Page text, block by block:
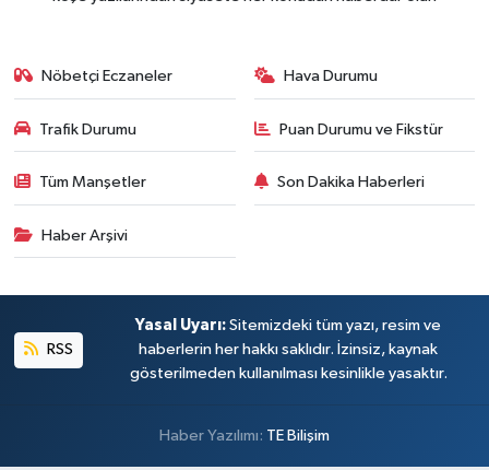
Nöbetçi Eczaneler Hava Durumu
Trafik Durumu Puan Durumu ve Fikstür
Tüm Manşetler Son Dakika Haberleri
Haber Arşivi
RSS
Yasal Uyarı: Sitemizdeki tüm yazı, resim ve
haberlerin her hakkı saklıdır. İzinsiz, kaynak
gösterilmeden kullanılması kesinlikle yasaktır.
Haber Yazılımı: TE Bilişim